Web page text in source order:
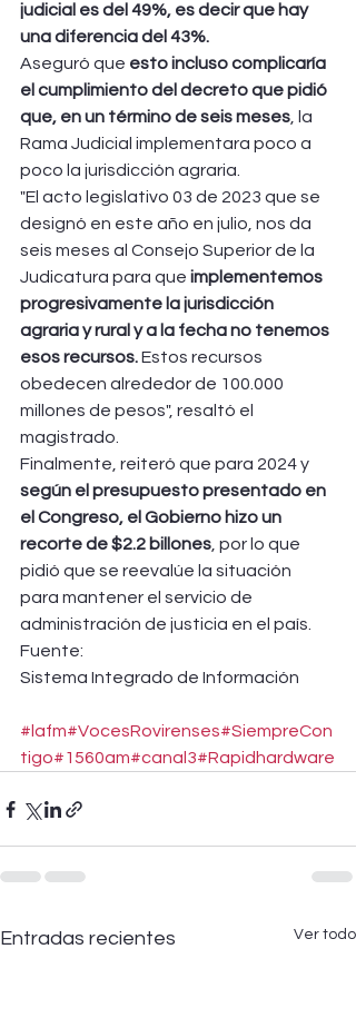
judicial es del 49%, es decir que hay
una diferencia del 43%.
Aseguró que esto incluso complicaría
el cumplimiento del decreto que pidió
que, en un término de seis meses , la
Rama Judicial implementara poco a
poco la jurisdicción agraria.
"El acto legislativo 03 de 2023 que se
designó en este año en julio, nos da
seis meses al Consejo Superior de la
Judicatura para que implementemos
progresivamente la jurisdicción
agraria y rural y a la fecha no tenemos
esos recursos. Estos recursos
obedecen alrededor de 100.000
millones de pesos", resaltó el
magistrado.
Finalmente, reiteró que para 2024 y
según el presupuesto presentado en
el Congreso, el Gobierno hizo un
recorte de $2.2 billones , por lo que
pidió que se reevalúe la situación
para mantener el servicio de
administración de justicia en el país.
Fuente:
Sistema Integrado de Información
#lafm#VocesRovirenses#SiempreCon
tigo#1560am#canal3#Rapidhardware
Entradas recientes Ver todo